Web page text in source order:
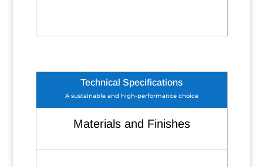
Technical Specifications
A sustainable and high-performance choice
Materials and Finishes